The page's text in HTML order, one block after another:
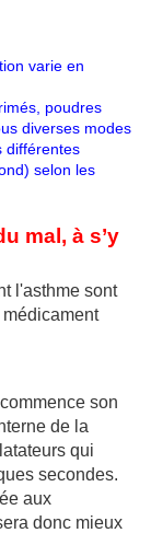
varie en
poudres
diverses modes
différentes
selon les
mal, à s’y
l'asthme sont
son
de la
qui
secondes.
aux
donc mieux